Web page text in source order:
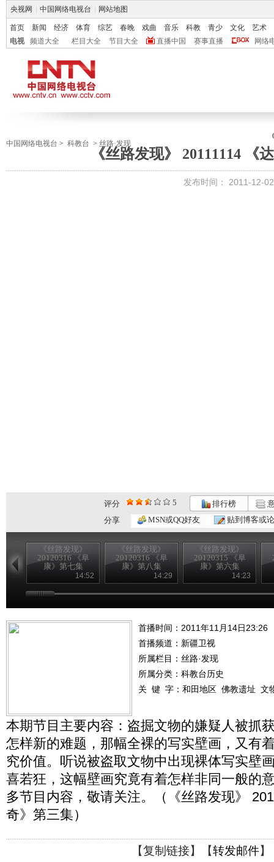
央视网 中国网络电视台 网站地图
首页 新闻 经济 体育 综艺 春晚 戏曲 音乐 科教 青少 文化
艺术
电视
频道大全 栏目大全 节目大全 直播中国 赛事直播 网络
中国网络电视台 > 科教台 > 丝路·发现
《丝路发现》 20111114 《
发布时间： 2011-12-
评分 5 排行榜
分享
MSN或QQ好友 贴到博客或
《丝路发现》
20120316 《阜
康》第七集
14:52
《丝路发现》
20120316 《阜
康》第八集
14:29
《丝路发现》
20120315 《阜
康》第六集
14:23
首播时间：2011年11月14日23:26
首播频道： 新疆卫视
所属栏目： 丝路·发现
所属分类：科教台历史
关 键 字： 和田地区 佛教遗址 文
本期节目主要内容：盗掘文物的嫌疑人被抓
怎样新的难题，那幅全裸的写实壁画，又有
究价值。听说被盗取文物中出现裸体写实壁
喜若狂，这幅壁画究竟有着怎样非同一般的
多节目内容，敬请关注。（《丝路发现》
奇》第三集）
【复制链接】【转发邮件】